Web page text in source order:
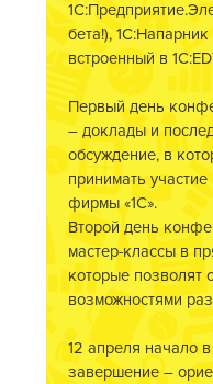
бета!),
встроенный в
Первый день
– доклады и
обсуждение, в
принимать
фирмы «1С».
Второй день
мастер-классы в
которые позволят
возможностями
12 апреля начало
завершение –